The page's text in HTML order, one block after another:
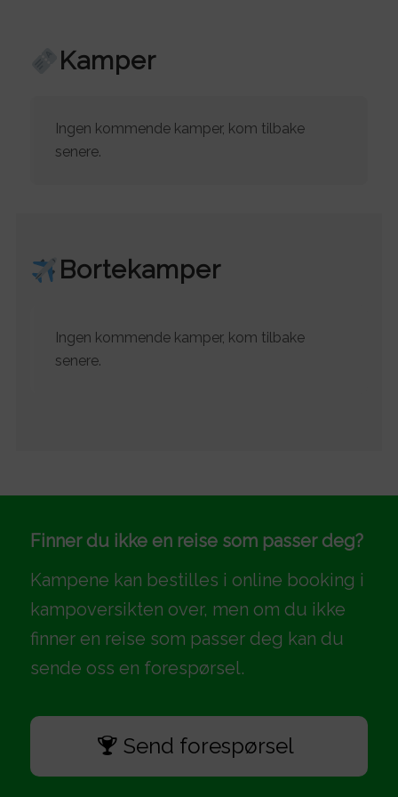
Kamper
Ingen kommende kamper, kom tilbake
senere.
Bortekamper
Ingen kommende kamper, kom tilbake
senere.
Finner du ikke en reise som passer deg?
Kampene kan bestilles i online booking i
kampoversikten over, men om du ikke
finner en reise som passer deg kan du
sende oss en forespørsel.
Send forespørsel